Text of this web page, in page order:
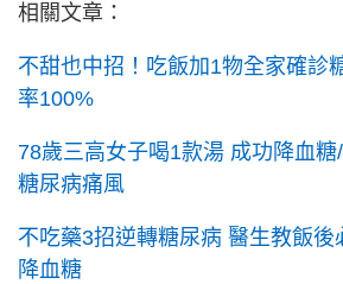
相關文章：
不甜也中招！吃飯加1物全家確診
率100%
78歲三高女子喝1款湯 成功降血
糖尿病痛風
不吃藥3招逆轉糖尿病 醫生教飯後
降血糖